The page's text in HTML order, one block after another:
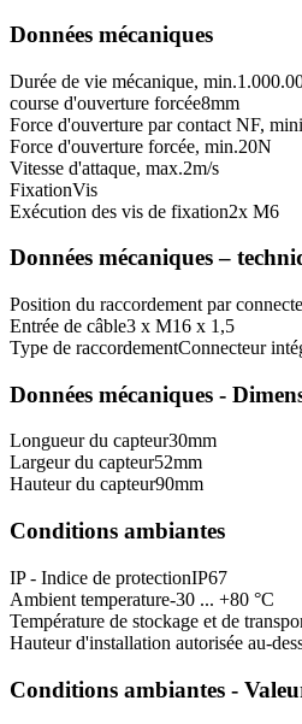
Données mécaniques
Durée de vie mécanique, min.
course d'ouverture forcée8mm
Force d'ouverture par contact NF,
Force d'ouverture forcée, min.20N
Vitesse d'attaque, max.2m/s
FixationVis
Exécution des vis de fixation2x M6
Données mécaniques –
Position du raccordement par
Entrée de câble3 x M16 x 1,5
Type de raccordementConnecteur
Données mécaniques -
Longueur du capteur30mm
Largeur du capteur52mm
Hauteur du capteur90mm
Conditions ambiantes
IP - Indice de protectionIP67
Ambient temperature-30 ... +80 °C
Température de stockage et de
Hauteur d'installation autorisée au-
Conditions ambiantes -